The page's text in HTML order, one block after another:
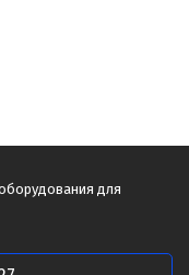
для